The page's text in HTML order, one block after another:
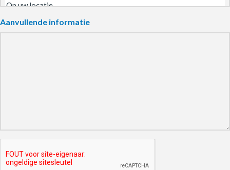
Aanvullende informatie